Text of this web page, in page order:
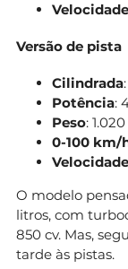
Versão de pista
Cilindrada
Potência:
Peso:
0-100 km/
O modelo
litros, com
850 cv. Mas,
tarde às pistas.